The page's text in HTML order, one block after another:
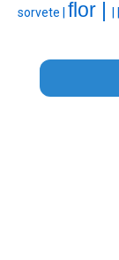
sorvete | flor |